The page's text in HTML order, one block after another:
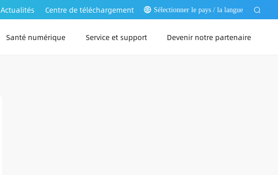
Actualités Centre de téléchargement Sélectionner le pays / la langue
Santé numérique Service et support Devenir notre partenaire